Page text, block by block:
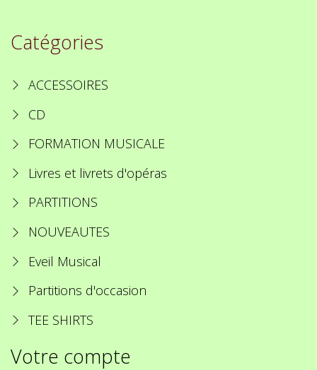
Catégories
ACCESSOIRES
CD
FORMATION MUSICALE
Livres et livrets d'opéras
PARTITIONS
NOUVEAUTES
Eveil Musical
Partitions d'occasion
TEE SHIRTS
Votre compte